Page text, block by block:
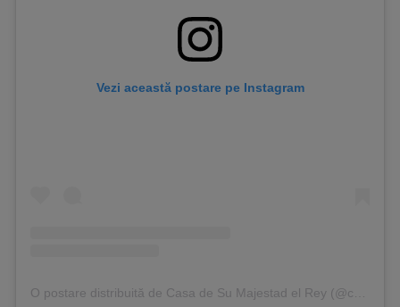
Vezi această postare pe Instagram